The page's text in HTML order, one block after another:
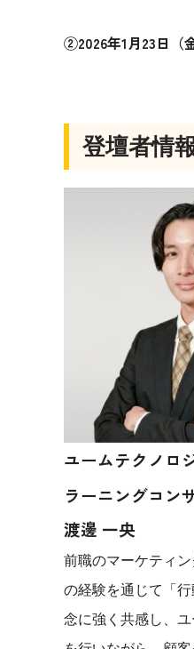
②2026年1月23日（
登壇者情
ユームテクノロ
ラーニングコン
渡邊 一央
前職のマーケティ
の経験を通じて「
念に強く共感し、